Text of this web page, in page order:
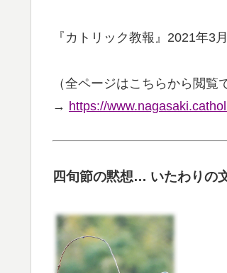
『カトリック教報』2021年3
（全ページはこちらから閲覧
→ https://
四旬節の黙想… いたわりの